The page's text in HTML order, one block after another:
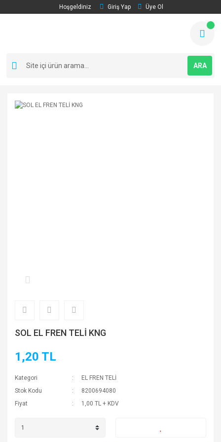
Hoşgeldiniz Giriş Yap Üye Ol
ARA
SOL EL FREN TELİ KNG
1,20 TL
Kategori
EL FREN TELİ
Stok Kodu
8200694080
Fiyat
1,00 TL + KDV